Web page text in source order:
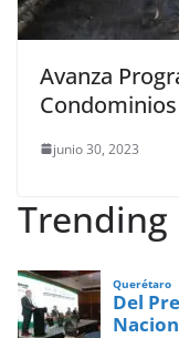
Avanza
Condominios
junio 30, 2023
Trending
Querétaro
Del